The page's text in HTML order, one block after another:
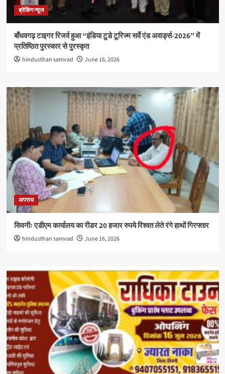
ब्रेकिंग न्यूज
बाँधवगढ़ टाइगर रिजर्व हुआ “इंडिया टुडे टूरिज्म सर्वे एंड अवार्ड्स-2026” में
प्रतिष्ठित पुरस्कार से पुरस्कृत
hindusthan samvad June 16, 2026
अपराध
सिवनीः एडीएम कार्यालय का रीडर 20 हजार रुपये रिश्वत लेते रंगे हाथों गिरफ्तार
hindusthan samvad June 16, 2026